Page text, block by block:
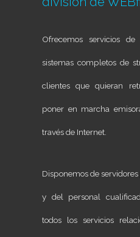
Ofrecemos servicios
sistemas completos de
clientes que quieran
poner en marcha
través de Internet.
Disponemos de
y del personal
todos los servicios